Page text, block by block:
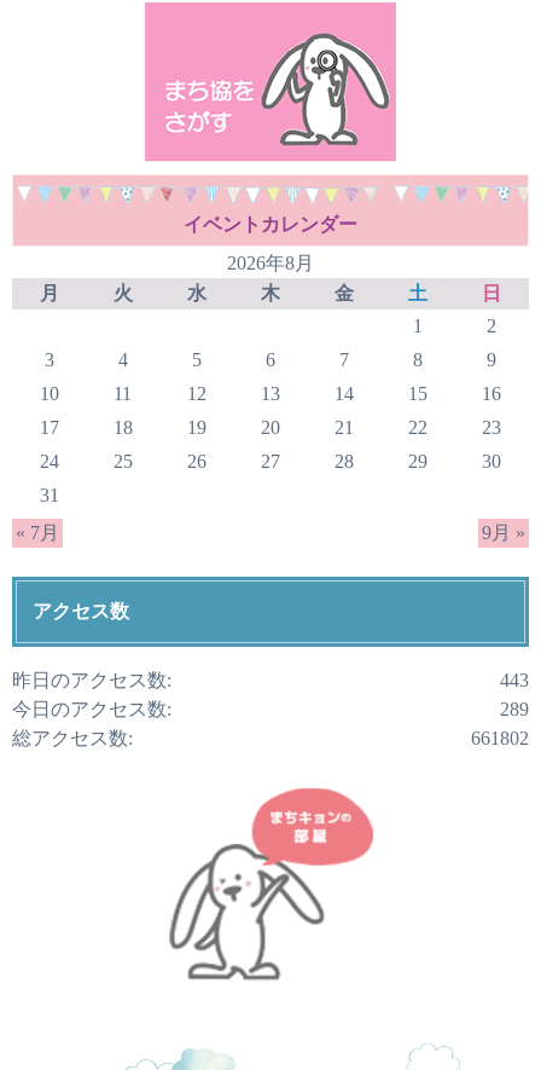
イベントカレンダー
2026年8月
月
火 水 木 金 土
日
1
2
3
4 5 6 7 8
9
10
11 12 13 14 15
16
17
18 19 20 21 22
23
24
25 26 27 28 29
30
31
« 7月
9月 »
アクセス数
昨日のアクセス数:
443
今日のアクセス数:
289
総アクセス数:
661802